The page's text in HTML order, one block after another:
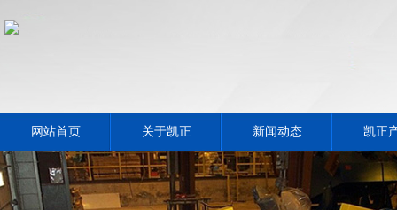
网站首页 关于凯正 新闻动态 凯正